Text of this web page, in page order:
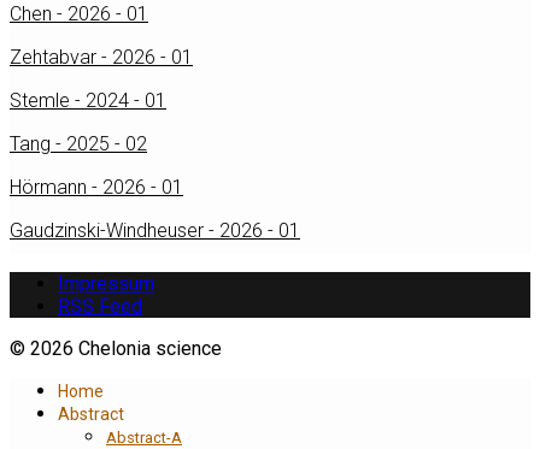
Chen - 2026 - 01
Zehtabvar - 2026 - 01
Stemle - 2024 - 01
Tang - 2025 - 02
Hörmann - 2026 - 01
Gaudzinski-Windheuser - 2026 - 01
Impressum
RSS Feed
© 2026 Chelonia science
Home
Abstract
Abstract-A